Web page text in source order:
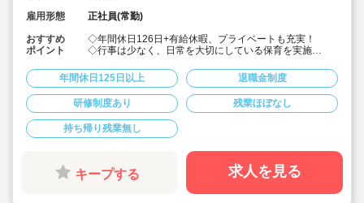
雇用形態
正社員(常勤)
おすすめ
ポイント
◇年間休日126日+有給休暇、プライベートも充実！
◇行事は少なく、日常を大切にしている保育を実施
にしています。
◇産休・育休からの復帰（男性の育休実績あり）、時短
勤務実績多数で働きやすい職場です
◇ヘアカラーは自由。髪色の制限なし。
◇20代で経験少ない方もノビノビ働きやすい環境
◇書き物のICT化も進めており持ち帰り業務/残業ほぼな
し。
◇残業した場合の代は1分単位で支給されます
◇子どもが自分の意志や感情を尊重され、自分で選択し
ていくことをあたたかく見守り、子どもが主体の保育を
◇無垢の木を使った園舎。優しくぬくもりのあるおうち
年間休日125日以上 退職金制度
研修制度あり 残業ほぼなし
持ち帰り残業無し
キープする 求人を見る